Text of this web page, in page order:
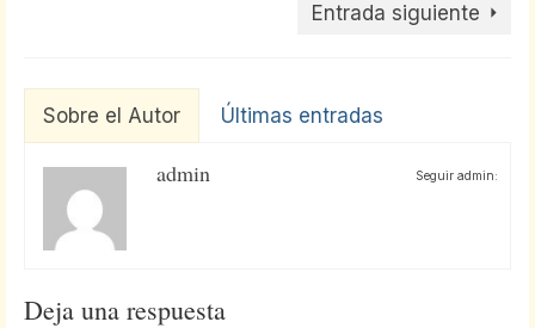
Entrada siguiente
Sobre el Autor Últimas entradas
Seguir admin:
admin
Deja una respuesta